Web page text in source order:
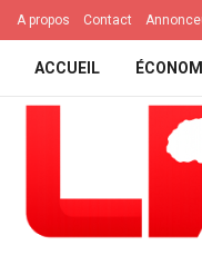
A propos Contact
ACCUEIL